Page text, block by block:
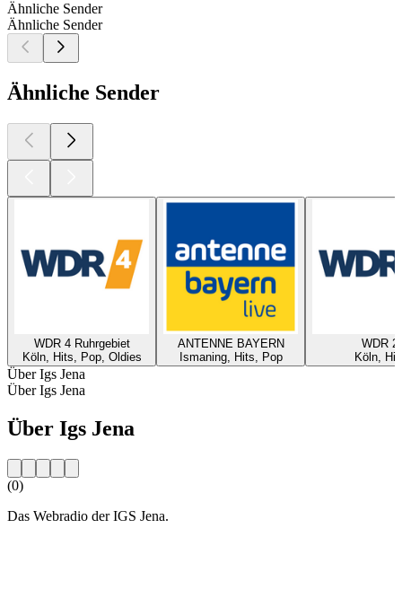
Ähnliche Sender
Ähnliche Sender
Ähnliche Sender
WDR 4 Ruhrgebiet
Köln, Hits, Pop, Oldies
ANTENNE BAYERN
Ismaning, Hits, Pop
WDR 2
Köln,
Über Igs Jena
Über Igs Jena
Über Igs Jena
(0)
Das Webradio der IGS Jena.